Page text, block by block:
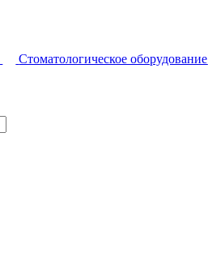
Стоматологическое оборудование